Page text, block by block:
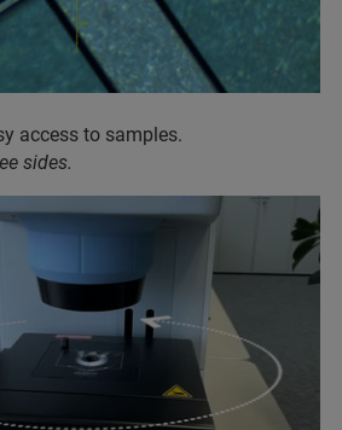
access to samples.
sides.